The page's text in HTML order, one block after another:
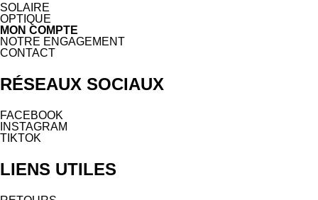
SOLAIRE
OPTIQUE
MON COMPTE
NOTRE ENGAGEMENT
CONTACT
RÉSEAUX SOCIAUX
FACEBOOK
INSTAGRAM
TIKTOK
LIENS UTILES